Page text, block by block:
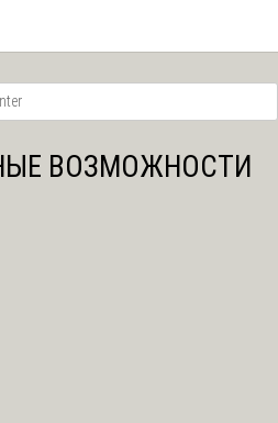
ВОЗМОЖНОСТИ